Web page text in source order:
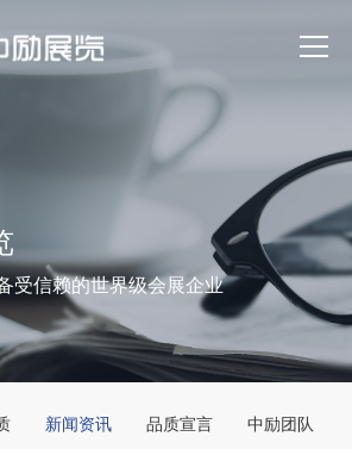
受信赖的世界级会展企业
新闻资讯 品质宣言 中励团队